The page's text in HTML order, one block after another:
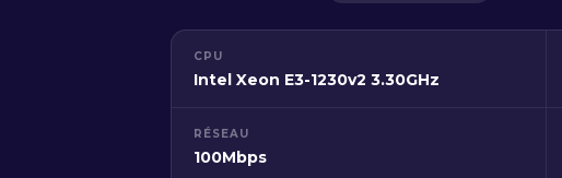
CPU
Intel Xeon E3-1230v2 3.30GHz
RÉSEAU
100Mbps